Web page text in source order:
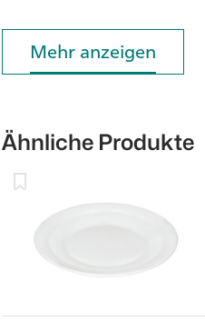
Mehr anzeigen
Mehr anzeigen
Ähnliche Produkte